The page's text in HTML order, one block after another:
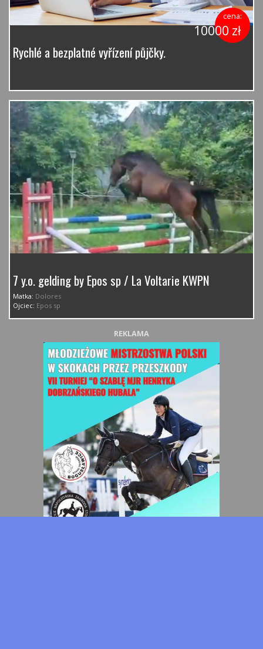
cena:
10000 zł
Rychlé a bezplatné vyřízení půjčky.
7 y.o. gelding by Epos sp / La Voltarie KWPN
Matka: Dolores
Ojciec: Epos sp
REKLAMA